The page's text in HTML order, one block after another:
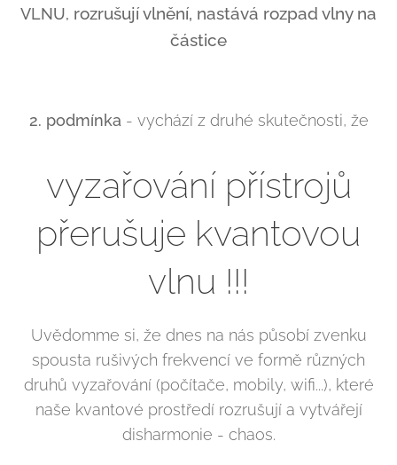
VLNU, rozrušují vlnění, nastává rozpad vlny na
částice
2. podmínka - vychází z druhé skutečnosti, že
vyzařování přístrojů
přerušuje kvantovou
vlnu !!!
Uvědomme si, že dnes na nás působí zvenku
spousta rušivých frekvencí ve formě různých
druhů vyzařování (počítače, mobily, wifi...), které
naše kvantové prostředí rozrušují a vytvářejí
disharmonie - chaos.